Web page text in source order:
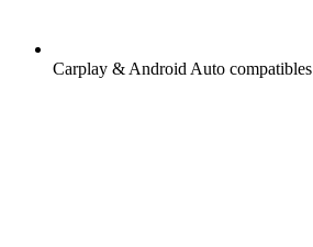
Carplay & Android Auto compatibles